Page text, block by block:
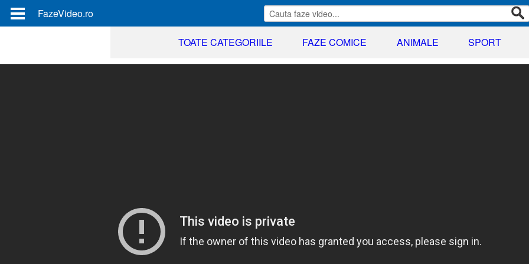
FazeVideo.ro
TOATE CATEGORIILE FAZE COMICE ANIMALE SPORT